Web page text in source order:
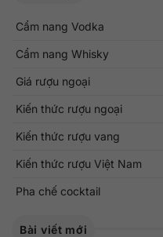
Cẩm nang Vodka
Cẩm nang Whisky
Giá rượu ngoại
Kiến thức rượu ngoại
Kiến thức rượu vang
Kiến thức rượu Việt Nam
Pha chế cocktail
Bài viết mới